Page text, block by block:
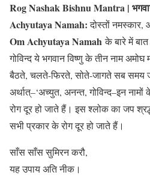
Rog Nashak Bishnu Mantra |
Achyutaya Namah:दोस्तों
Om Achyutaya Namah के बारे में
गोविन्द ये भगवान विष्णु के तीन नाम
बैठते, चलते-फिरते, सोते-जागते सब समय
अर्थात्–‘अच्युत, अनन्त, गोविन्द–इन
रोग दूर हो जाते हैं। इस श्लोक का जप
सभी प्रकार के रोग दूर हो जाते हैं।
साँस साँस सुमिरन करौ,
यह उपाय अति नीक।